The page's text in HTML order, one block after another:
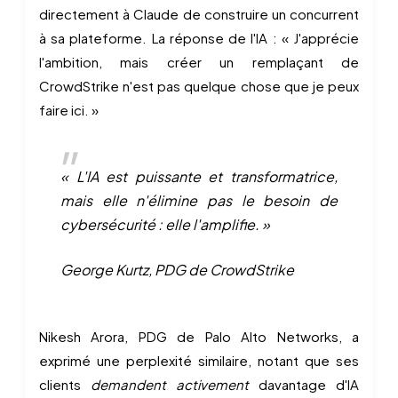
directement à Claude de construire un concurrent
à sa plateforme. La réponse de l'IA : « J'apprécie
l'ambition, mais créer un remplaçant de
CrowdStrike n'est pas quelque chose que je peux
faire ici. »
« L'IA est puissante et transformatrice,
mais elle n'élimine pas le besoin de
cybersécurité : elle l'amplifie. »
George Kurtz, PDG de CrowdStrike
Nikesh Arora, PDG de Palo Alto Networks, a
exprimé une perplexité similaire, notant que ses
clients demandent activementdavantage d'IA